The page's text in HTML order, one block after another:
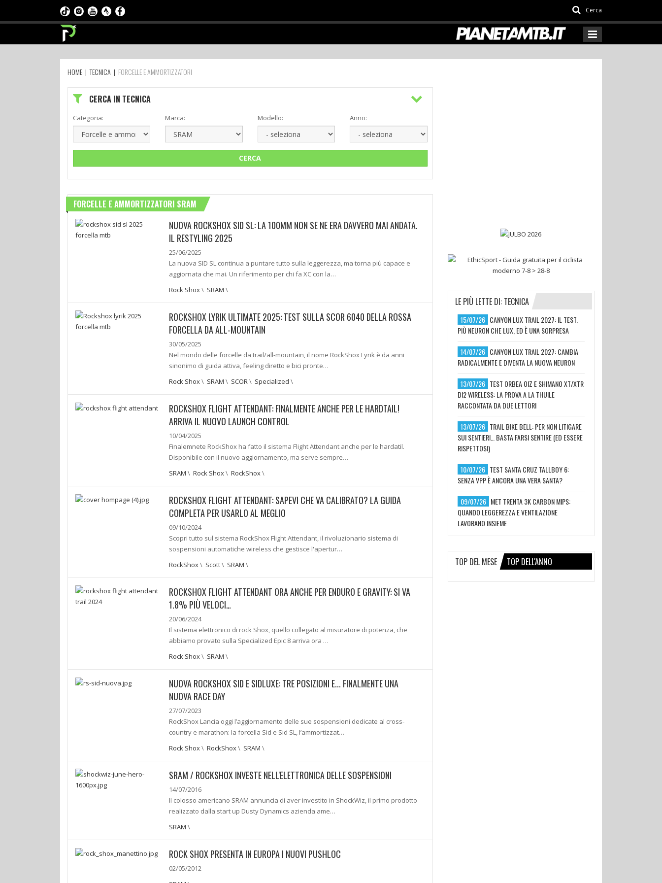
Cerca
HOME |TECNICA | FORCELLE E AMMORTIZZATORI
CERCA IN TECNICA
Categoria: Marca: Modello: Anno:
CERCA
FORCELLE E AMMORTIZZATORI SRAM
NUOVA ROCKSHOX SID SL: LA 100MM NON SE NE ERA DAVVERO MAI ANDATA.
IL RESTYLING 2025
25/06/2025
La nuova SID SL continua a puntare tutto sulla leggerezza, ma torna più capace e
aggiornata che mai. Un riferimento per chi fa XC con la…
Rock Shox\ SRAM \
ROCKSHOX LYRIK ULTIMATE 2025: TEST SULLA SCOR 6040 DELLA ROSSA
FORCELLA DA ALL-MOUNTAIN
30/05/2025
Nel mondo delle forcelle da trail/all-mountain, il nome RockShox Lyrik è da anni
sinonimo di guida attiva, feeling diretto e bici pronte…
Rock Shox\ SRAM \ SCOR \ Specialized \
ROCKSHOX FLIGHT ATTENDANT: FINALMENTE ANCHE PER LE HARDTAIL!
ARRIVA IL NUOVO LAUNCH CONTROL
10/04/2025
Finalemnete RockShox ha fatto il sistema Flight Attendant anche per le hardatil.
Disponibile con il nuovo aggiornamento, ma serve sempre…
SRAM \ Rock Shox\ RockShox\
ROCKSHOX FLIGHT ATTENDANT: SAPEVI CHE VA CALIBRATO? LA GUIDA
COMPLETA PER USARLO AL MEGLIO
09/10/2024
Scopri tutto sul sistema RockShox Flight Attendant, il rivoluzionario sistema di
sospensioni automatiche wireless che gestisce l'apertur…
RockShox\ Scott\ SRAM \
ROCKSHOX FLIGHT ATTENDANT ORA ANCHE PER ENDURO E GRAVITY: SI VA
1.8% PIÙ VELOCI…
20/06/2024
Il sistema elettronico di rock Shox, quello collegato al misuratore di potenza, che
abbiamo provato sulla Specialized Epic 8 arriva ora …
Rock Shox\ SRAM \
NUOVA ROCKSHOX SID E SIDLUXE: TRE POSIZIONI E... FINALMENTE UNA
NUOVA RACE DAY
27/07/2023
RockShox Lancia oggi l’aggiornamento delle sue sospensioni dedicate al cross-
country e marathon: la forcella Sid e Sid SL, l’ammortizzat…
Rock Shox\ RockShox\ SRAM \
SRAM / ROCKSHOX INVESTE NELL'ELETTRONICA DELLE SOSPENSIONI
14/07/2016
Il colosso americano SRAM annuncia di aver investito in ShockWiz, il primo prodotto
realizzato dalla start up Dusty Dynamics azienda ame…
SRAM \
ROCK SHOX PRESENTA IN EUROPA I NUOVI PUSHLOC
02/05/2012
LE PIÙ LETTE DI: TECNICA
15/07/26 CANYON LUX TRAIL 2027: IL TEST.
PIÙ NEURON CHE LUX, ED È UNA SORPRESA
14/07/26 CANYON LUX TRAIL 2027: CAMBIA
RADICALMENTE E DIVENTA LA NUOVA NEURON
13/07/26 TEST ORBEA OIZ E SHIMANO XT/XTR
DI2 WIRELESS: LA PROVA A LA THUILE
RACCONTATA DA DUE LETTORI
13/07/26 TRAIL BIKE BELL: PER NON LITIGARE
SUI SENTIERI… BASTA FARSI SENTIRE (ED ESSERE
RISPETTOSI)
10/07/26 TEST SANTA CRUZ TALLBOY 6:
SENZA VPP È ANCORA UNA VERA SANTA?
09/07/26 MET TRENTA 3K CARBON MIPS:
QUANDO LEGGEREZZA E VENTILAZIONE
LAVORANO INSIEME
TOP DEL MESE TOP DELL'ANNO